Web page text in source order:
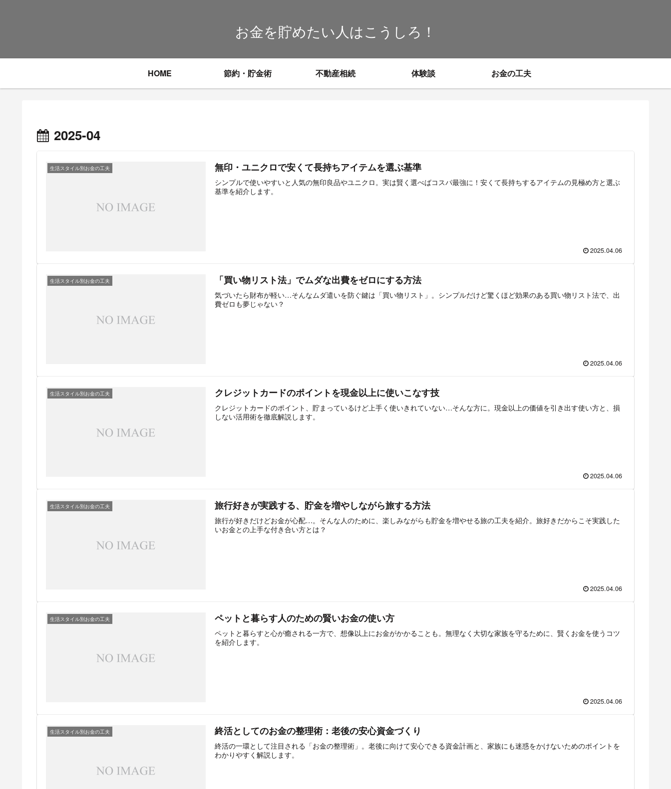
お金を貯めたい人はこうしろ！
HOME 節約・貯金術 不動産相続 体験談 お金の工夫
2025-04
生活スタイル別お金の工夫 無印・ユニクロで安くて長持ちアイテムを選ぶ基準
シンプルで使いやすいと人気の無印良品やユニクロ。実は賢く選べばコスパ最強に！安くて長持ちするアイテムの見極め方と選ぶ
基準を紹介します。
2025.04.06
生活スタイル別お金の工夫 「買い物リスト法」でムダな出費をゼロにする方法
気づいたら財布が軽い…そんなムダ遣いを防ぐ鍵は「買い物リスト」。シンプルだけど驚くほど効果のある買い物リスト法で、出
費ゼロも夢じゃない？
2025.04.06
生活スタイル別お金の工夫 クレジットカードのポイントを現金以上に使いこなす技
クレジットカードのポイント、貯まっているけど上手く使いきれていない…そんな方に。現金以上の価値を引き出す使い方と、損
しない活用術を徹底解説します。
2025.04.06
生活スタイル別お金の工夫 旅行好きが実践する、貯金を増やしながら旅する方法
旅行が好きだけどお金が心配…。そんな人のために、楽しみながらも貯金を増やせる旅の工夫を紹介。旅好きだからこそ実践した
いお金との上手な付き合い方とは？
2025.04.06
生活スタイル別お金の工夫 ペットと暮らす人のための賢いお金の使い方
ペットと暮らすと心が癒される一方で、想像以上にお金がかかることも。無理なく大切な家族を守るために、賢くお金を使うコツ
を紹介します。
2025.04.06
生活スタイル別お金の工夫 終活としてのお金の整理術：老後の安心資金づくり
終活の一環として注目される「お金の整理術」。老後に向けて安心できる資金計画と、家族にも迷惑をかけないためのポイントを
わかりやすく解説します。